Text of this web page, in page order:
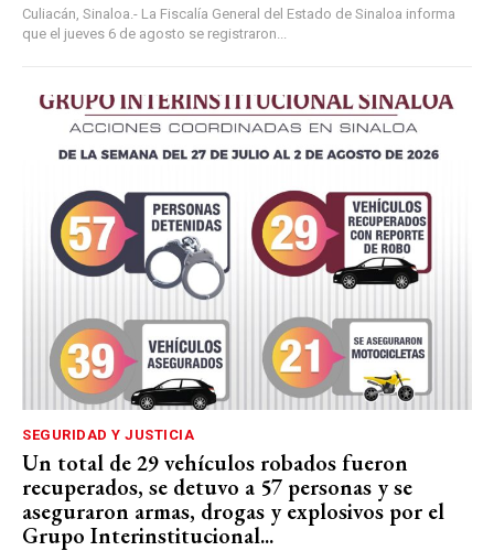
Culiacán, Sinaloa.- La Fiscalía General del Estado de Sinaloa informa
que el jueves 6 de agosto se registraron...
SEGURIDAD Y JUSTICIA
Un total de 29 vehículos robados fueron
recuperados, se detuvo a 57 personas y se
aseguraron armas, drogas y explosivos por el
Grupo Interinstitucional...